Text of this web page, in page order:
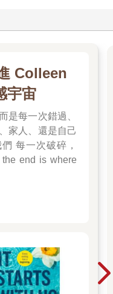
Colleen
宇宙
是每一次錯過、
家人、還是自己
每一次破碎，
end is where